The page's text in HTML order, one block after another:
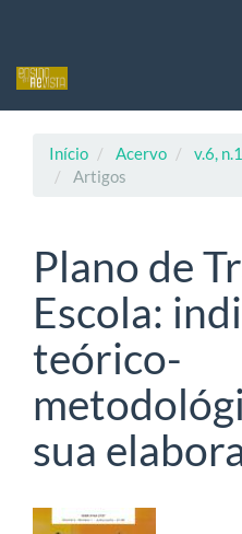
principal
Início Acervo
v.6,
Artigos
Plano de
Escola:
teórico-
sua
Barra